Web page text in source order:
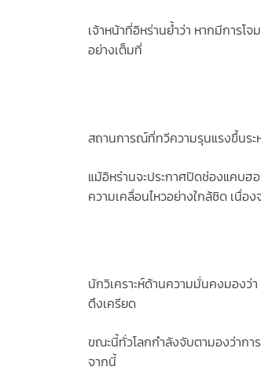
เจ้าหน้าที่อิหร่านย้ำว่า หากมีการโ
อย่างเต็มที่
สถานการณ์ที่ทวีความรุนแรงขึ้นระ
แม้อิหร่านจะประกาศปิดช่องแคบฮ
ความเคลื่อนไหวอย่างใกล้ชิด เนื่อ
นักวิเคราะห์ด้านความมั่นคงมองว่
ตึงเครียด
ขณะนี้ทั่วโลกกำลังจับตามองว่ากา
จากนี้